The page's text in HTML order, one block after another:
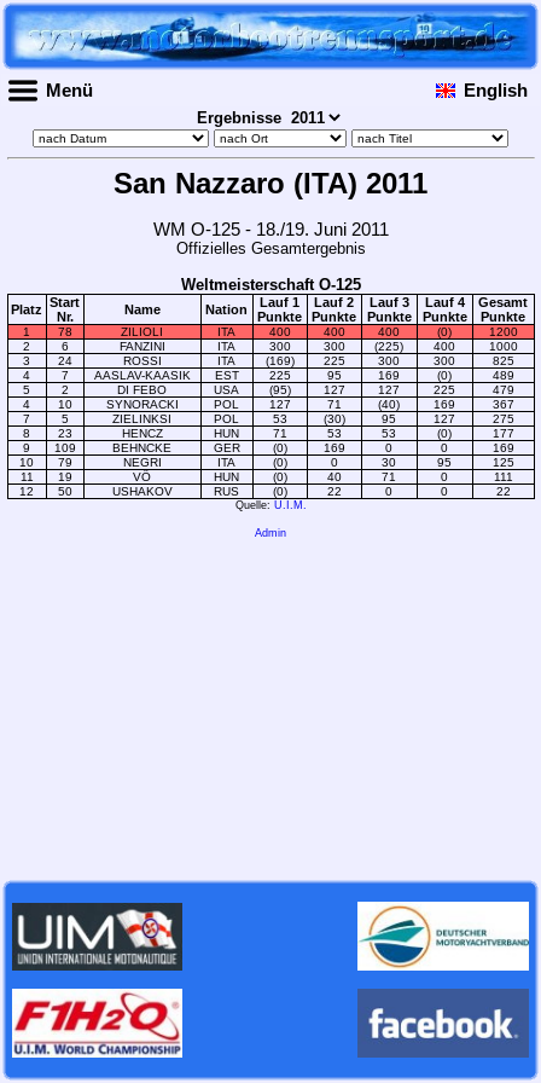
Menü English
Ergebnisse
San Nazzaro (ITA) 2011
WM O-125 - 18./19. Juni 2011
Offizielles Gesamtergebnis
Weltmeisterschaft O-125
Platz Start
Nr.
Name Nation
Lauf 1
Punkte
Lauf 2
Punkte
Lauf 3
Punkte
Lauf 4
Punkte
Gesamt
Punkte
1 78 ZILIOLI ITA 400 400 400 (0)
1200
2
6 FANZINI ITA 300 300 (225) 400
1000
3
24 ROSSI ITA (169) 225 300 300
825
4
7 AASLAV-KAASIK EST 225 95 169 (0)
489
5
2 DI FEBO USA (95) 127 127 225
479
4
10 SYNORACKI POL 127 71 (40) 169
367
7
5 ZIELINKSI POL 53 (30) 95 127
275
8
23 HENCZ HUN 71 53 53 (0)
177
9
109 BEHNCKE GER (0) 169 0 0
169
10
79 NEGRI ITA (0) 0 30 95
125
11
19 VÖ HUN (0) 40 71 0
111
12
50 USHAKOV RUS (0) 22 0 0 22
Quelle: U.I.M.
Admin